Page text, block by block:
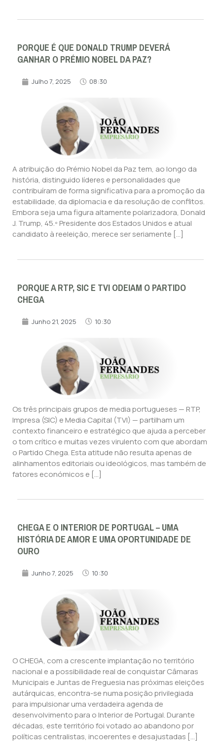
PORQUE É QUE DONALD TRUMP DEVERÁ
GANHAR O PRÉMIO NOBEL DA PAZ?
Julho 7, 2025 08:30
A atribuição do Prémio Nobel da Paz tem, ao longo da
história, distinguido líderes e personalidades que
contribuíram de forma significativa para a promoção da
estabilidade, da diplomacia e da resolução de conflitos.
Embora seja uma figura altamente polarizadora, Donald
J. Trump, 45.º Presidente dos Estados Unidos e atual
candidato à reeleição, merece ser seriamente […]
PORQUE A RTP, SIC E TVI ODEIAM O PARTIDO
CHEGA
Junho 21, 2025 10:30
Os três principais grupos de media portugueses — RTP,
Impresa (SIC) e Media Capital (TVI) — partilham um
contexto financeiro e estratégico que ajuda a perceber
o tom crítico e muitas vezes virulento com que abordam
o Partido Chega. Esta atitude não resulta apenas de
alinhamentos editoriais ou ideológicos, mas também de
fatores económicos e […]
CHEGA E O INTERIOR DE PORTUGAL – UMA
HISTÓRIA DE AMOR E UMA OPORTUNIDADE DE
OURO
Junho 7, 2025 10:30
O CHEGA, com a crescente implantação no território
nacional e a possibilidade real de conquistar Câmaras
Municipais e Juntas de Freguesia nas próximas eleições
autárquicas, encontra-se numa posição privilegiada
para impulsionar uma verdadeira agenda de
desenvolvimento para o Interior de Portugal. Durante
décadas, este território foi votado ao abandono por
políticas centralistas, incoerentes e desajustadas […]